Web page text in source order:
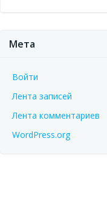
Мета
Войти
Лента записей
Лента комментариев
WordPress.org